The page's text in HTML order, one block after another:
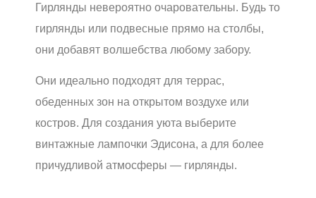
Гирлянды невероятно очаровательны. Будь то
гирлянды или подвесные прямо на столбы,
они добавят волшебства любому забору.
Они идеально подходят для террас,
обеденных зон на открытом воздухе или
костров. Для создания уюта выберите
винтажные лампочки Эдисона, а для более
причудливой атмосферы — гирлянды.